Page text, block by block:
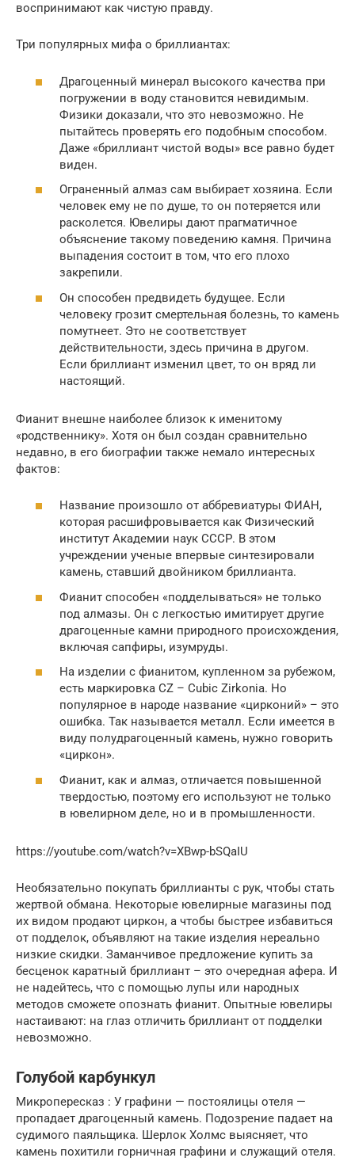
воспринимают как чистую правду.
Три популярных мифа о бриллиантах:
Драгоценный минерал высокого качества при
погружении в воду становится невидимым.
Физики доказали, что это невозможно. Не
пытайтесь проверять его подобным способом.
Даже «бриллиант чистой воды» все равно будет
виден.
Ограненный алмаз сам выбирает хозяина. Если
человек ему не по душе, то он потеряется или
расколется. Ювелиры дают прагматичное
объяснение такому поведению камня. Причина
выпадения состоит в том, что его плохо
закрепили.
Он способен предвидеть будущее. Если
человеку грозит смертельная болезнь, то камень
помутнеет. Это не соответствует
действительности, здесь причина в другом.
Если бриллиант изменил цвет, то он вряд ли
настоящий.
Фианит внешне наиболее близок к именитому
«родственнику». Хотя он был создан сравнительно
недавно, в его биографии также немало интересных
фактов:
Название произошло от аббревиатуры ФИАН,
которая расшифровывается как Физический
институт Академии наук СССР. В этом
учреждении ученые впервые синтезировали
камень, ставший двойником бриллианта.
Фианит способен «подделываться» не только
под алмазы. Он с легкостью имитирует другие
драгоценные камни природного происхождения,
включая сапфиры, изумруды.
На изделии с фианитом, купленном за рубежом,
есть маркировка CZ – Cubic Zirkonia. Но
популярное в народе название «цирконий» – это
ошибка. Так называется металл. Если имеется в
виду полудрагоценный камень, нужно говорить
«циркон».
Фианит, как и алмаз, отличается повышенной
твердостью, поэтому его используют не только
в ювелирном деле, но и в промышленности.
https://youtube.com/watch?v=XBwp-bSQaIU
Необязательно покупать бриллианты с рук, чтобы стать
жертвой обмана. Некоторые ювелирные магазины под
их видом продают циркон, а чтобы быстрее избавиться
от подделок, объявляют на такие изделия нереально
низкие скидки. Заманчивое предложение купить за
бесценок каратный бриллиант – это очередная афера. И
не надейтесь, что с помощью лупы или народных
методов сможете опознать фианит. Опытные ювелиры
настаивают: на глаз отличить бриллиант от подделки
невозможно.
Голубой карбункул
Микропересказ : У графини — постоялицы отеля —
пропадает драгоценный камень. Подозрение падает на
судимого паяльщика. Шерлок Холмс выясняет, что
камень похитили горничная графини и служащий отеля.